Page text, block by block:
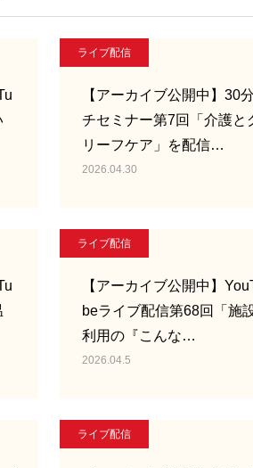
ライブ配信
【アーカイブ公開中】30
チセミナー第7回「介護と
リーフケア」を配信…
2026.04.30
ライブ配信
【アーカイブ公開中】
beライブ配信第68回「施
利用の『こんな…
2026.04.5
ライブ配信